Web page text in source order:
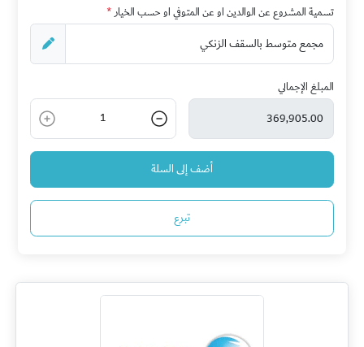
تسمية المشروع عن الوالدين او عن المتوفي او حسب الخيار*
المبلغ الإجمالي
1
أضف إلى السلة
تبرع